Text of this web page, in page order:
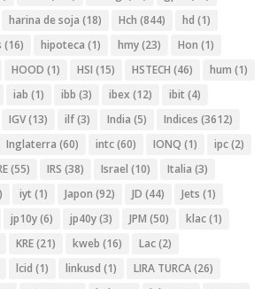
harina de soja (18) Hch (844) hd (1)
(16) hipoteca (1) hmy(23) Hon (1)
HOOD (1) HSI (15) HSTECH (46) hum (1)
iab (1) ibb (3) ibex (12) ibit (4)
IGV(13) ilf(3) India (5) Indices (3612)
Inglaterra (60) intc(60) IONQ (1) ipc(2)
(55) IRS (38) Israel (10) Italia (3)
iyt (1) Japon (92) JD (44) Jets (1)
jp10y(6) jp40y(3) JPM (50) klac(1)
KRE(21) kweb (16) Lac(2)
lcid (1) linkusd (1) LIRA TURCA(26)